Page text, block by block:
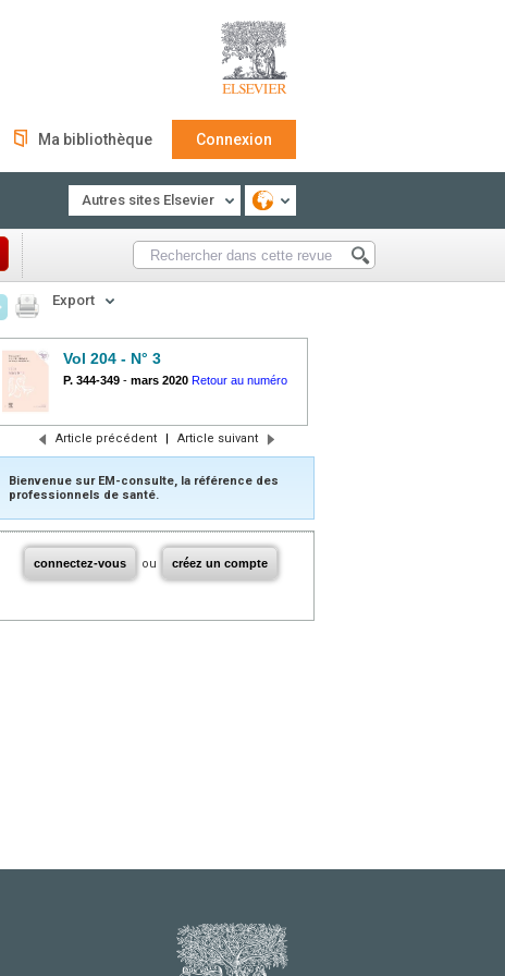
Ma bibliothèque Connexion
Autres sites Elsevier
Export
Vol 204 - N° 3
P. 344-349 - mars 2020 Retour au numéro
Article précédent | Article suivant
Bienvenue sur EM-consulte, la référence des
professionnels de santé.
connectez-vous ou créez un compte